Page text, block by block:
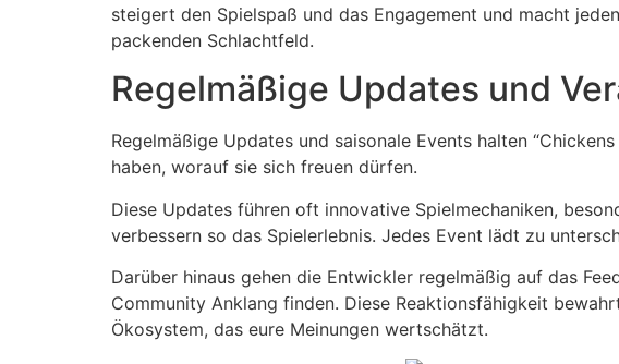
steigert den Spielspaß und das Engagement und macht
packenden Schlachtfeld.
Regelmäßige Updates und
Regelmäßige Updates und saisonale Events halten
haben, worauf sie sich freuen dürfen.
Diese Updates führen oft innovative Spielmechaniken,
verbessern so das Spielerlebnis. Jedes Event lädt zu
Darüber hinaus gehen die Entwickler regelmäßig auf das
Community Anklang finden. Diese Reaktionsfähigkeit
Ökosystem, das eure Meinungen wertschätzt.